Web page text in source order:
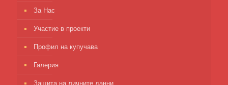
За Нас
Участие в проекти
Профил на купучава
Галерия
Защита на личните данни